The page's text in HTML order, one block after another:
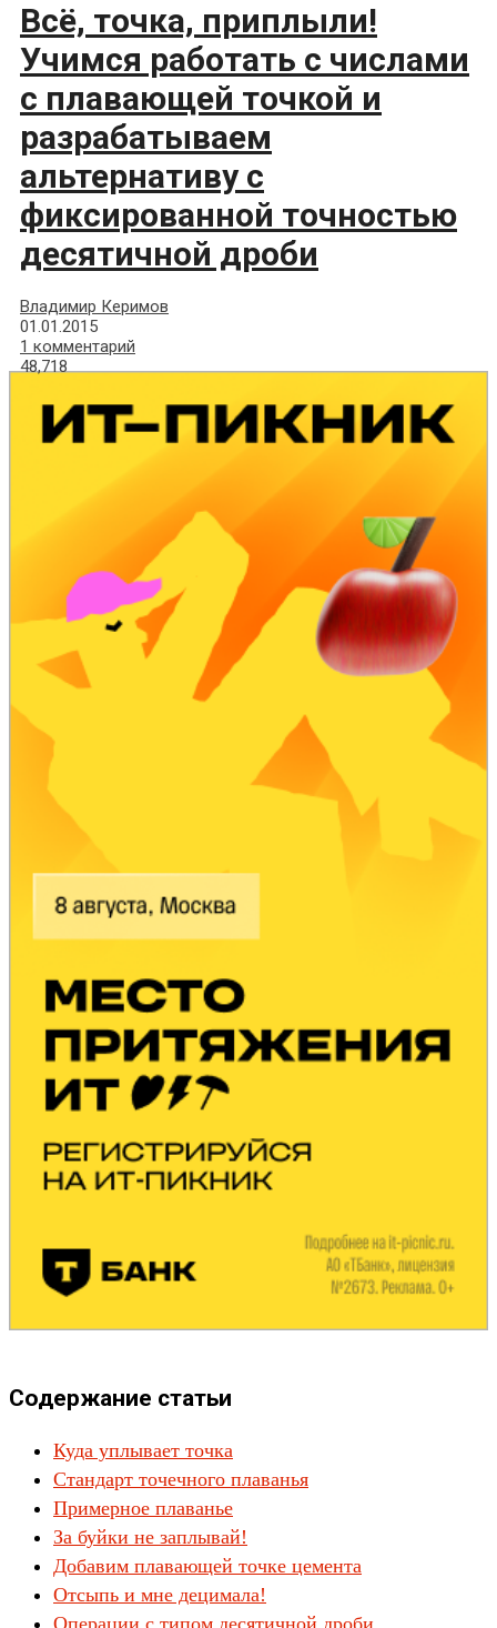
Всё, точка, приплыли!
Учимся работать с числами
с плавающей точкой и
разрабатываем
альтернативу с
фиксированной точностью
десятичной дроби
Владимир Керимов
01.01.2015
1 комментарий
48,718
Содержание статьи
Куда уплывает точка
Стандарт точечного плаванья
Примерное плаванье
За буйки не заплывай!
Добавим плавающей точке цемента
Отсыпь и мне децимала!
Операции с типом десятичной дроби